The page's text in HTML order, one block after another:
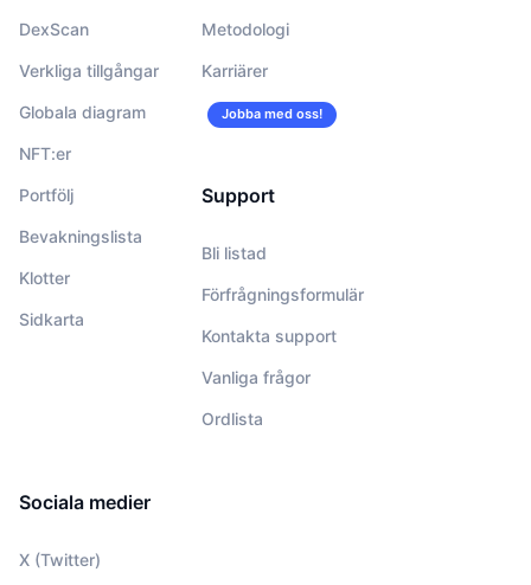
DexScan
Verkliga tillgångar
Globala diagram
NFT:er
Portfölj
Bevakningslista
Klotter
Sidkarta
Metodologi
Karriärer
Jobba med oss!
Support
Bli listad
Förfrågningsformulär
Kontakta support
Vanliga frågor
Ordlista
Sociala medier
X (Twitter)